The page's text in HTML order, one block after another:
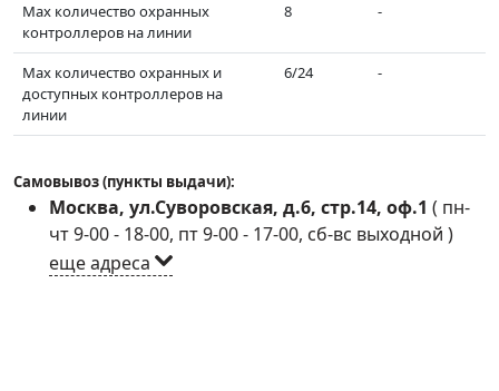
Мах количество охранных
контроллеров на линии
8 -
Мах количество охранных и
доступных контроллеров на
линии
6/24 -
Самовывоз (пункты выдачи):
Москва, ул.Суворовская, д.6, стр.14, оф.1 ( пн-
чт 9-00 - 18-00, пт 9-00 - 17-00, сб-вс выходной )
еще адреса